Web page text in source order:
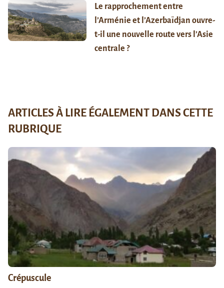
Le rapprochement entre
l’Arménie et l’Azerbaïdjan ouvre-
t-il une nouvelle route vers l’Asie
centrale ?
ARTICLES À LIRE ÉGALEMENT DANS CETTE
RUBRIQUE
Crépuscule